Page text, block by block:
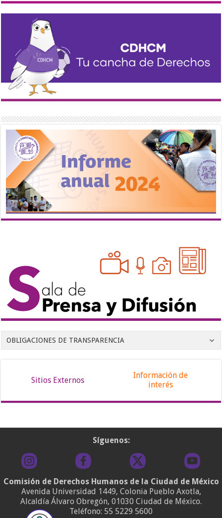
OBLIGACIONES DE TRANSPARENCIA
Sitios Externos
Información de
interés
Síguenos:
Comisión de Derechos Humanos de la Ciudad de México
Avenida Universidad 1449, Colonia Pueblo Axotla,
Alcaldía Álvaro Obregón, 01030 Ciudad de México.
Teléfono: 55 5229 5600